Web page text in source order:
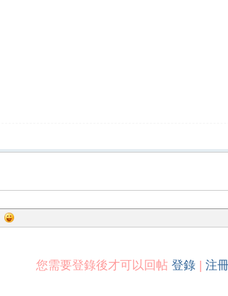
您需要登錄後才可以回帖登錄 |注